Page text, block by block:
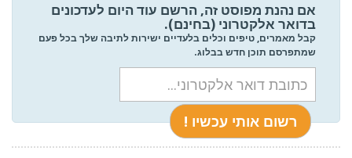
אם נהנת מפוסט זה, הרשם עוד היום לעדכונים
בדואר אלקטרוני (בחינם).
קבל מאמרים, טיפים וכלים בלעדיים ישירות לתיבה שלך בכל פעם
שמתפרסם תוכן חדש בבלוג.